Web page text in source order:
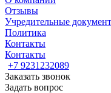
Отзывы
Учредительные
Политика
Контакты
Контакты
+7 9231232089
Заказать звонок
Задать вопрос